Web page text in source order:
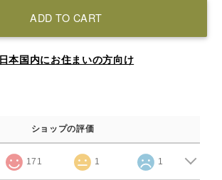
ADD TO CART
日本国内にお住まいの方向け
ショップの評価
171 1 1